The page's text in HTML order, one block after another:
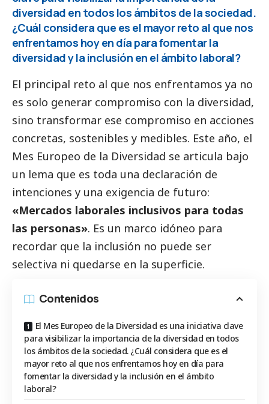
diversidad en todos los ámbitos de la sociedad.
¿Cuál considera que es el mayor reto al que nos
enfrentamos hoy en día para fomentar la
diversidad y la inclusión en el ámbito laboral?
El principal reto al que nos enfrentamos ya no
es solo generar compromiso con la diversidad,
sino transformar ese compromiso en acciones
concretas, sostenibles y medibles. Este año, el
Mes Europeo de la Diversidad se articula bajo
un lema que es toda una declaración de
intenciones y una exigencia de futuro:
«Mercados laborales inclusivos para todas
las personas». Es un marco idóneo para
recordar que la inclusión no puede ser
selectiva ni quedarse en la superficie.
Contenidos
El Mes Europeo de la Diversidad es una iniciativa clave
para visibilizar la importancia de la diversidad en todos
los ámbitos de la sociedad. ¿Cuál considera que es el
mayor reto al que nos enfrentamos hoy en día para
fomentar la diversidad y la inclusión en el ámbito
laboral?